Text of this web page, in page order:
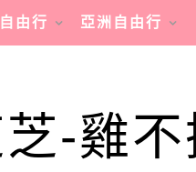
由行 亞洲自由行
-雞